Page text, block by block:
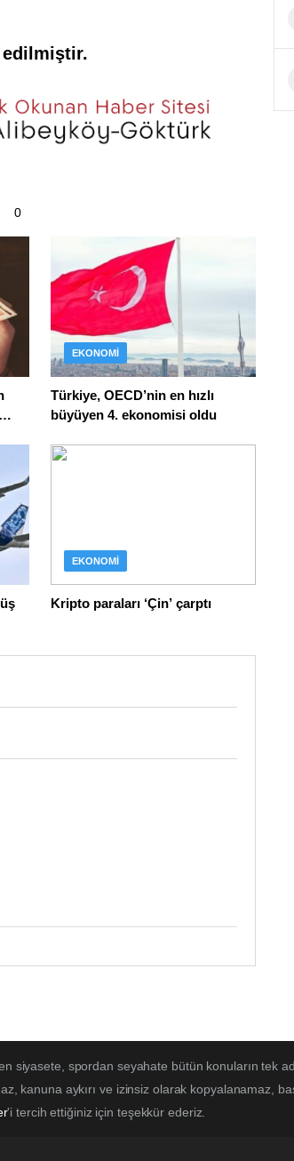
edilmiştir.
0
EKONOMI
Türkiye, OECD’nin en hızlı
büyüyen 4. ekonomisi oldu
EKONOMI
Kripto paraları ‘Çin’ çarptı
siyasete, spordan seyahate bütün konuların tek
kanuna aykırı ve izinsiz olarak kopyalanamaz,
'i tercih ettiğiniz için teşekkür ederiz.